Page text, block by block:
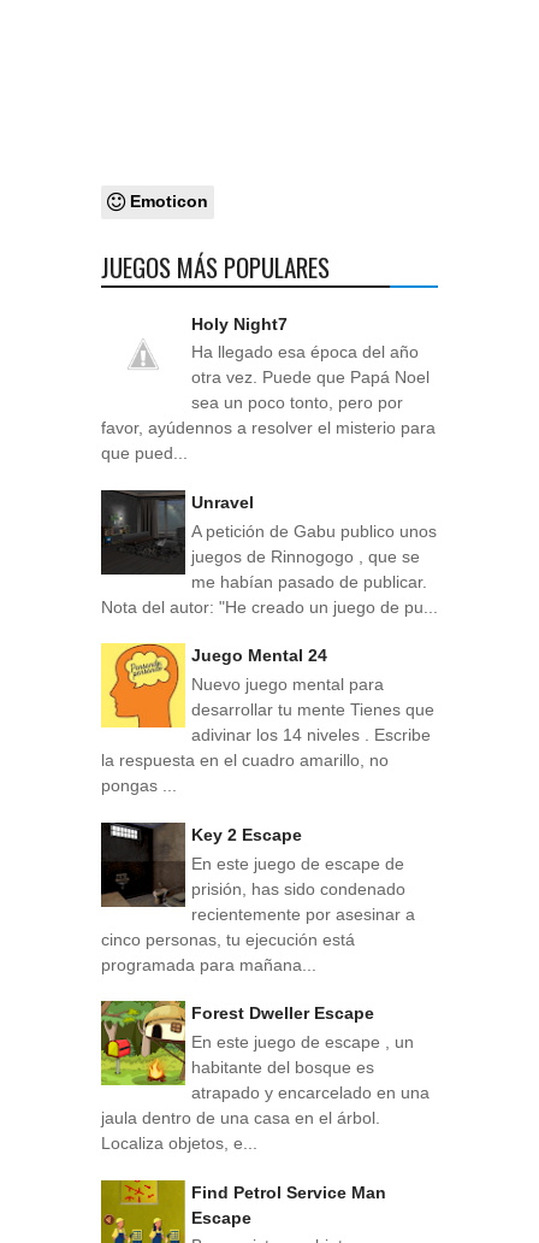
Emoticon
JUEGOS MÁS POPULARES
Holy Night7
Ha llegado esa época del año
otra vez. Puede que Papá Noel
sea un poco tonto, pero por
favor, ayúdennos a resolver el misterio para
que pued...
Unravel
A petición de Gabu publico unos
juegos de Rinnogogo , que se
me habían pasado de publicar.
Nota del autor: "He creado un juego de pu...
Juego Mental 24
Nuevo juego mental para
desarrollar tu mente Tienes que
adivinar los 14 niveles . Escribe
la respuesta en el cuadro amarillo, no
pongas ...
Key 2 Escape
En este juego de escape de
prisión, has sido condenado
recientemente por asesinar a
cinco personas, tu ejecución está
programada para mañana...
Forest Dweller Escape
En este juego de escape , un
habitante del bosque es
atrapado y encarcelado en una
jaula dentro de una casa en el árbol.
Localiza objetos, e...
Find Petrol Service Man
Escape